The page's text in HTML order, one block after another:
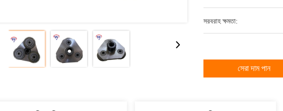
সরবরাহ ক্ষমতা:
সেরা দাম পান